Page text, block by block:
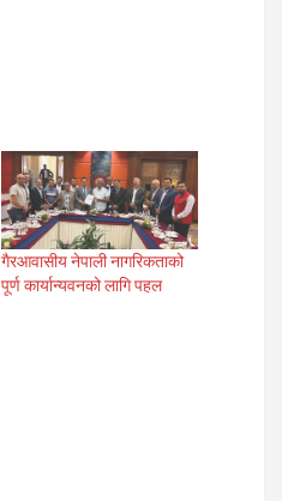
गैरआवासीय नेपाली नागरिकताको
पूर्ण कार्यान्यवनको लागि पहल